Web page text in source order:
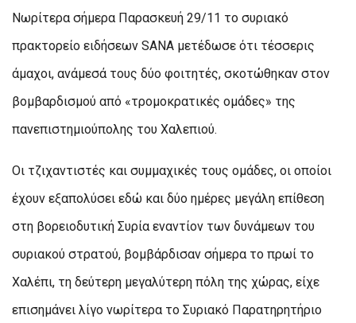
Νωρίτερα σήμερα Παρασκευή 29/11 το συριακό
πρακτορείο ειδήσεων SANA μετέδωσε ότι τέσσερις
άμαχοι, ανάμεσά τους δύο φοιτητές, σκοτώθηκαν στον
βομβαρδισμού από «τρομοκρατικές ομάδες» της
πανεπιστημιούπολης του Χαλεπιού.
Οι τζιχαντιστές και συμμαχικές τους ομάδες, οι οποίοι
έχουν εξαπολύσει εδώ και δύο ημέρες μεγάλη επίθεση
στη βορειοδυτική Συρία εναντίον των δυνάμεων του
συριακού στρατού, βομβάρδισαν σήμερα το πρωί το
Χαλέπι, τη δεύτερη μεγαλύτερη πόλη της χώρας, είχε
επισημάνει λίγο νωρίτερα το Συριακό Παρατηρητήριο